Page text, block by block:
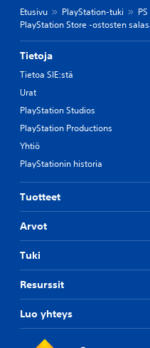
Etusivu PlayStation-tuki
PlayStation Store -ostosten
Tietoja
Tietoa SIE:stä
Urat
PlayStation Studios
PlayStation Productions
Yhtiö
PlayStationin historia
Tuotteet
Arvot
Tuki
Resurssit
Luo yhteys